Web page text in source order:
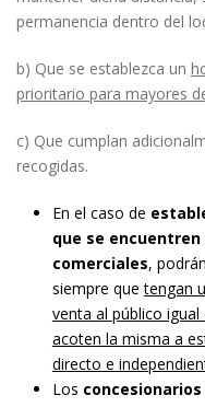
permanencia dentro del
b) Que se establezca un
prioritario para mayores
c) Que cumplan
recogidas.
En el caso de
que se
comerciales,
siempre quetengan
venta al público
acoten la misma a
directo e
Los